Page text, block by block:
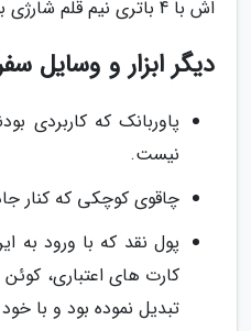
اش با 4 باتری نیم قلم شارژی بود!
دیگر ابزار و وسایل
پاوربانک که کاربردی
نیست.
چاقوی کوچکی که کنار
پول نقد که با ورود به
تبدیل نموده بود و با